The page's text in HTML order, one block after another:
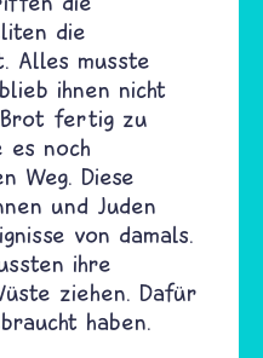
die
Alles musste
ihnen nicht
fertig zu
es noch
Weg. Diese
und Juden
von damals.
ihre
ziehen. Dafür
haben.